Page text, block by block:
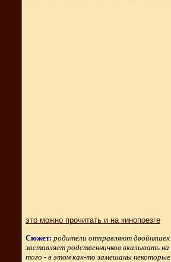
это можно прочитать и на кинопоезге
Сюжет: родители отправляют двойняшек
заставляет родственничков вкалывать
того - в этом как-то замешаны некоторые